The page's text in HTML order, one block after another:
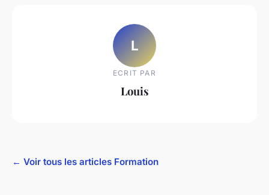
L
ECRIT PAR
Louis
← Voir tous les articles Formation